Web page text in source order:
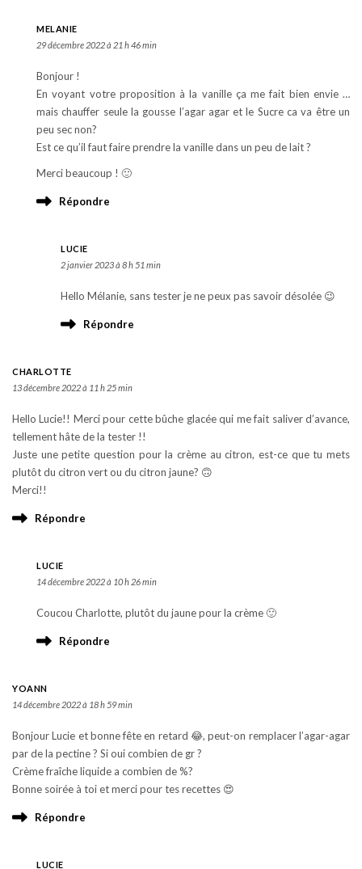
MELANIE
29 décembre 2022 à 21 h 46 min
Bonjour !
En voyant votre proposition à la vanille ça me fait bien envie …
mais chauffer seule la gousse l’agar agar et le Sucre ca va être un
peu sec non?
Est ce qu’il faut faire prendre la vanille dans un peu de lait ?
Merci beaucoup ! 🙂
Répondre
LUCIE
2 janvier 2023 à 8 h 51 min
Hello Mélanie, sans tester je ne peux pas savoir désolée 😉
Répondre
CHARLOTTE
13 décembre 2022 à 11 h 25 min
Hello Lucie!! Merci pour cette bûche glacée qui me fait saliver d’avance,
tellement hâte de la tester !!
Juste une petite question pour la crème au citron, est-ce que tu mets
plutôt du citron vert ou du citron jaune? 🙃
Merci!!
Répondre
LUCIE
14 décembre 2022 à 10 h 26 min
Coucou Charlotte, plutôt du jaune pour la crème 🙂
Répondre
YOANN
14 décembre 2022 à 18 h 59 min
Bonjour Lucie et bonne fête en retard 😂, peut-on remplacer l’agar-agar
par de la pectine ? Si oui combien de gr ?
Crème fraîche liquide a combien de %?
Bonne soirée à toi et merci pour tes recettes 😍
Répondre
LUCIE